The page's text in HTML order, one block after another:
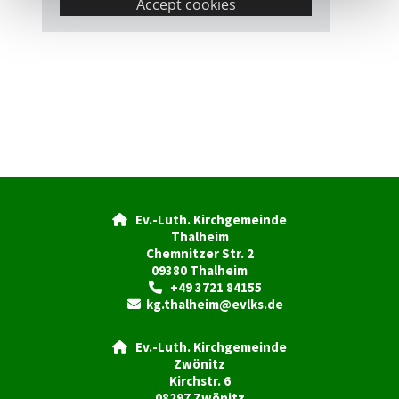
Accept cookies

Ev.-Luth. Kirchgemeinde
Thalheim
Chemnitzer Str. 2
09380 Thalheim
+49 3721 84155
 kg.thalheim@evlks.de

Ev.-Luth. Kirchgemeinde
Zwönitz
Kirchstr. 6